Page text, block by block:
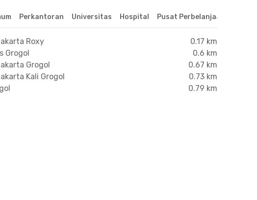
Perkantoran Universitas Hospital Pusat Perbelanjaan &
Roxy
0.17 km
Grogol
0.6 km
Grogol
0.67 km
Kali Grogol
0.73 km
0.79 km